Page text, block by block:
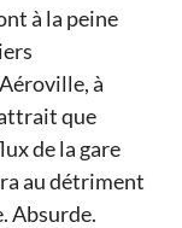
à la peine
à
que
de la gare
au détriment
Absurde.